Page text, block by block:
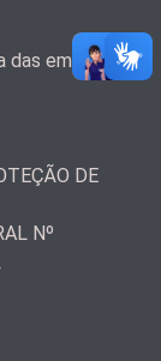
das emendas
DE
Nº